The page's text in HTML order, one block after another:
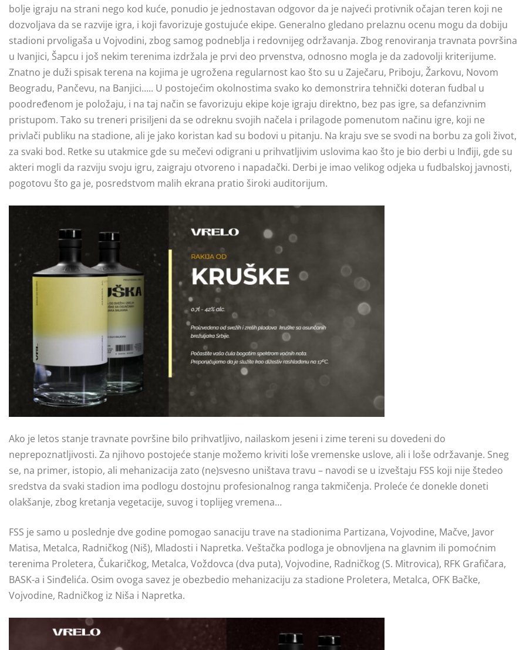
bolje igraju na strani nego kod kuće, ponudio je jednostavan odgovor da je najveći protivnik očajan teren koji ne
dozvoljava da se razvije igra, i koji favorizuje gostujuće ekipe. Generalno gledano prelaznu ocenu mogu da dobiju
stadioni prvoligaša u Vojvodini, zbog samog podneblja i redovnijeg održavanja. Zbog renoviranja travnata površina
u Ivanjici, Šapcu i još nekim terenima izdržala je prvi deo prvenstva, odnosno mogla je da zadovolji kriterijume.
Znatno je duži spisak terena na kojima je ugrožena regularnost kao što su u Zaječaru, Priboju, Žarkovu, Novom
Beogradu, Pančevu, na Banjici….. U postojećim okolnostima svako ko demonstrira tehnički doteran fudbal u
poodređenom je položaju, i na taj način se favorizuju ekipe koje igraju direktno, bez pas igre, sa defanzivnim
pristupom. Tako su treneri prisiljeni da se odreknu svojih načela i prilagode pomenutom načinu igre, koji ne
privlači publiku na stadione, ali je jako koristan kad su bodovi u pitanju. Na kraju sve se svodi na borbu za goli život,
za svaki bod. Retke su utakmice gde su mečevi odigrani u prihvatljivim uslovima kao što je bio derbi u Inđiji, gde su
akteri mogli da razviju svoju igru, zaigraju otvoreno i napadački. Derbi je imao velikog odjeka u fudbalskoj javnosti,
pogotovu što ga je, posredstvom malih ekrana pratio široki auditorijum.
Ako je letos stanje travnate površine bilo prihvatljivo, nailaskom jeseni i zime tereni su dovedeni do
neprepoznatljivosti. Za njihovo postojeće stanje možemo kriviti loše vremenske uslove, ali i loše održavanje. Sneg
se, na primer, istopio, ali mehanizacija zato (ne)svesno uništava travu – navodi se u izveštaju FSS koji nije štedeo
sredstva da svaki stadion ima podlogu dostojnu profesionalnog ranga takmičenja. Proleće će donekle doneti
olakšanje, zbog kretanja vegetacije, suvog i toplijeg vremena…
FSS je samo u poslednje dve godine pomogao sanaciju trave na stadionima Partizana, Vojvodine, Mačve, Javor
Matisa, Metalca, Radničkog (Niš), Mladosti i Napretka. Veštačka podloga je obnovljena na glavnim ili pomoćnim
terenima Proletera, Čukaričkog, Metalca, Voždovca (dva puta), Vojvodine, Radničkog (S. Mitrovica), RFK Grafičara,
BASK-a i Sinđelića. Osim ovoga savez je obezbedio mehanizaciju za stadione Proletera, Metalca, OFK Bačke,
Vojvodine, Radničkog iz Niša i Napretka.